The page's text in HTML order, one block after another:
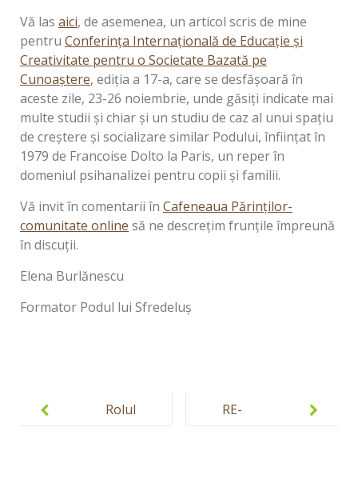
Vă las aici, de asemenea, un articol scris de mine
pentru Conferința Internațională de Educație și
Creativitate pentru o Societate Bazată pe
Cunoaștere, ediția a 17-a, care se desfășoară în
aceste zile, 23-26 noiembrie, unde găsiți indicate mai
multe studii și chiar și un studiu de caz al unui spațiu
de creștere și socializare similar Podului, înființat în
1979 de Francoise Dolto la Paris, un reper în
domeniul psihanalizei pentru copii și familii.
Vă invit în comentarii în Cafeneaua Părinților-
comunitate online să ne descrețim frunțile împreună
în discuții.
Elena Burlănescu
Formator Podul lui Sfredeluș
navigation
Rolul
RE-